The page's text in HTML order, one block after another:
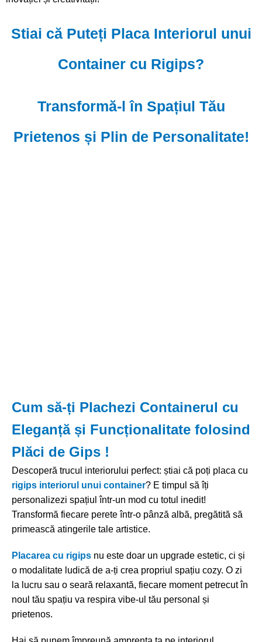
Stiai că Puteți Placa Interiorul unui
Container cu Rigips?
Transformă-l în Spațiul Tău
Prietenos și Plin de Personalitate!
Cum să-ți Plachezi Containerul cu
Eleganță și Funcționalitate folosind
Plăci de Gips !
Descoperă trucul interiorului perfect: știai că poți placa cu
rigips interiorul unui container? E timpul să îți
personalizezi spațiul într-un mod cu totul inedit!
Transformă fiecare perete într-o pânză albă, pregătită să
primească atingerile tale artistice.
Placarea cu rigips nu este doar un upgrade estetic, ci și
o modalitate ludică de a-ți crea propriul spațiu cozy. O zi
la lucru sau o seară relaxantă, fiecare moment petrecut în
noul tău spațiu va respira vibe-ul tău personal și
prietenos.